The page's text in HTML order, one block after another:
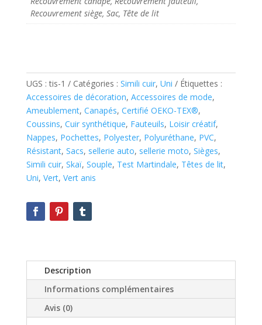
Recouvrement siège, Sac, Tête de lit
UGS :tis-1 Catégories : Simili cuir, Uni
Étiquettes :
Accessoires de décoration, Accessoires de mode,
Ameublement, Canapés, Certifié OEKO-TEX®,
Coussins, Cuir synthétique, Fauteuils, Loisir créatif,
Nappes, Pochettes, Polyester, Polyuréthane, PVC,
Résistant, Sacs, sellerie auto, sellerie moto, Sièges,
Simili cuir, Skaï, Souple, Test Martindale, Têtes de lit,
Uni, Vert, Vert anis
Description
Informations complémentaires
Avis (0)